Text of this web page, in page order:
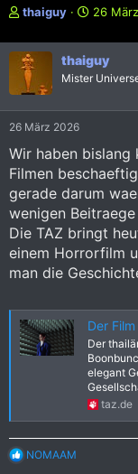
E
s
t
e
l
l
e
thaiguy
E
s
t
e
l
m
26
thaiguy
Mister
26 März 2026
Wir haben bislang
Filmen
gerade darum
wenigen
Die TAZ bringt
einem Horrorfilm
man die
Der Film „A
Der
elegant
taz.de
R
NOMAAM